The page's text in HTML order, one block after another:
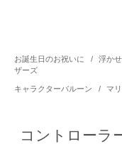
お誕生日のお祝いに / 浮か
ザーズ
キャラクターバルーン / マ
コントローラ